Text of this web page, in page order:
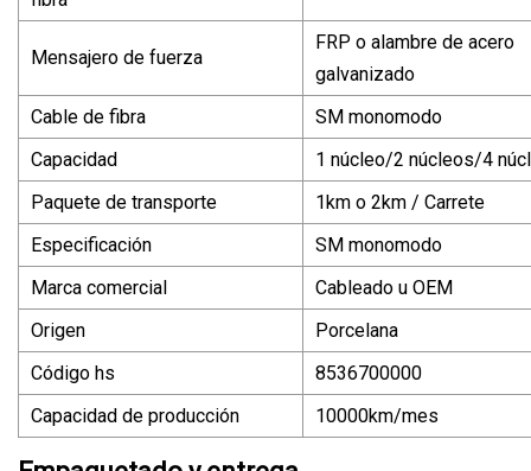
Mensajero de fuerza
FRP o alambre de acero
galvanizado
Cable de fibra
SM monomodo
Capacidad
1 núcleo/2 núcleos/4
Paquete de transporte
1km o 2km / Carrete
Especificación
SM monomodo
Marca comercial
Cableado u OEM
Origen
Porcelana
Código hs
8536700000
Capacidad de producción
10000km/mes